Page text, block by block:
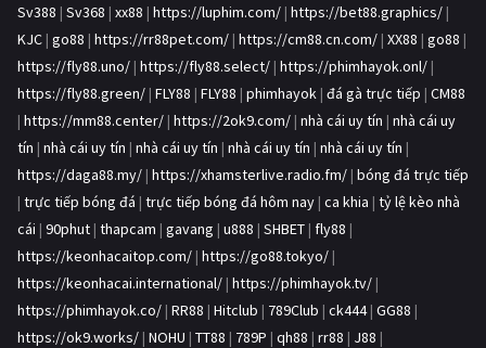
Sv388 | Sv368 | xx88 | https://luphim.com/ | https://bet88.graphics/ |
KJC | go88 | https://rr88pet.com/ | https://cm88.cn.com/ | XX88 | go88 |
https://fly88.uno/ | https://fly88.select/ | https://phimhayok.onl/ |
https://fly88.green/ | FLY88 | FLY88 | phimhayok | đá gà trực tiếp | CM88
| https://mm88.center/ | https://2ok9.com/ | nhà cái uy tín | nhà cái uy
tín | nhà cái uy tín | nhà cái uy tín | nhà cái uy tín | nhà cái uy tín |
https://daga88.my/ | https://xhamsterlive.radio.fm/ | bóng đá trực tiếp
| trực tiếp bóng đá | trực tiếp bóng đá hôm nay | ca khia | tỷ lệ kèo nhà
cái | 90phut | thapcam | gavang | u888 | SHBET | fly88 |
https://keonhacaitop.com/ | https://go88.tokyo/ |
https://keonhacai.international/ | https://phimhayok.tv/ |
https://phimhayok.co/ | RR88 | Hitclub | 789Club | ck444| GG88 |
https://ok9.works/ | NOHU | TT88 | 789P | qh88 | rr88 | J88 |